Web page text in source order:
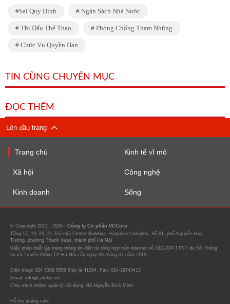
Sai Quy Định Ngân Sách Nhà Nước
Thi Đấu Thể Thao Phòng Chống Tham Nhũng
Chức Vụ Quyền Hạn
TIN CÙNG CHUYÊN MỤC
ĐỌC THÊM
Lên đầu trang
Trang chủ
Xã hội
Kinh doanh
Kinh tế vĩ mô
Công nghệ
Sống
© Copyright 2012 - 2026 - Công ty Cổ phần VCCorp.
Tầng 17, 19, 20, 21 Toà nhà Center Building - Hapulico Complex, Số 01, phố Nguyễn Huy
Tưởng, phường Thanh Xuân, thành phố Hà Nội
Giấy phép thiết lập trang thông tin điện tử tổng hợp trên internet số 3321/GP-TTĐT do Sở Thông
tin và Truyền thông TP Hà Nội cấp ngày 03 tháng 07 năm 2019.
Điện thoại: 024 7309 5555 Máy lẻ 41294. Fax: 024-39743413
Email: info@cafebiz.vn
Chịu trách nhiệm quản lý nội dung: Bà Nguyễn Bích Minh
Hỗ trợ quảng cáo: